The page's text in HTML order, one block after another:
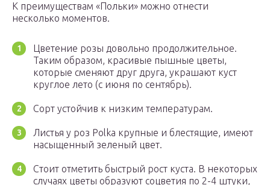
К преимуществам «Польки» можно отнести
несколько моментов.
Цветение розы довольно продолжительное.
Таким образом, красивые пышные цветы,
которые сменяют друг друга, украшают куст
круглое лето (с июня по сентябрь).
Сорт устойчив к низким температурам.
Листья у роз Polka крупные и блестящие, имеют
насыщенный зеленый цвет.
Стоит отметить быстрый рост куста. В некоторых
случаях цветы образуют соцветия по 2-4 штуки,